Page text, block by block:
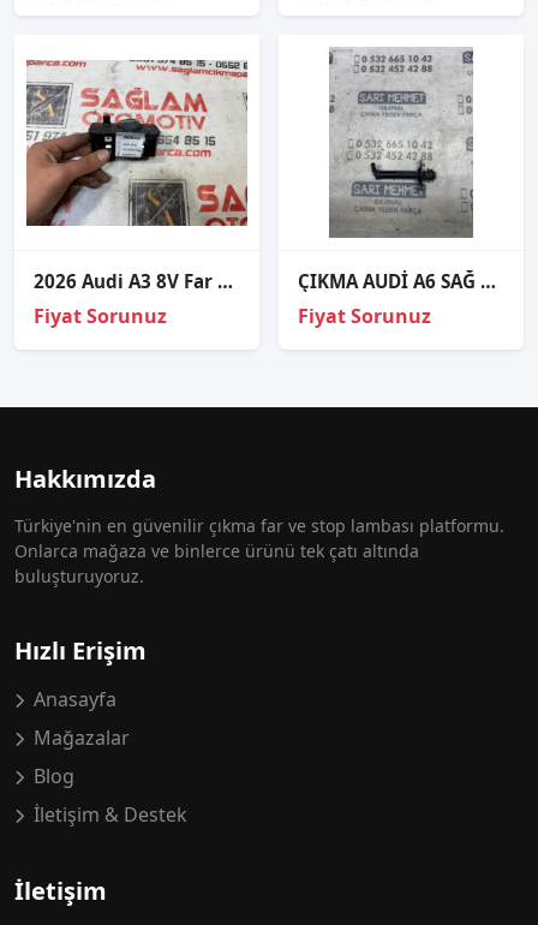
2026 Audi A3 8V Far Anahtarı 8V0941531L
Fiyat Sorunuz
ÇIKMA AUDİ A6 SAĞ FAR YIKAMA ROBOTU 2011-2014
Fiyat Sorunuz
Hakkımızda
Türkiye'nin en güvenilir çıkma far ve stop lambası platformu.
Onlarca mağaza ve binlerce ürünü tek çatı altında
buluşturuyoruz.
Hızlı Erişim
Anasayfa
Mağazalar
Blog
İletişim & Destek
İletişim